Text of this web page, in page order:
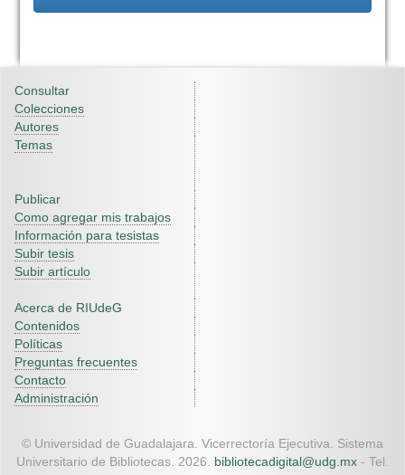
Consultar
Colecciones
Autores
Temas
Publicar
Como agregar mis trabajos
Información para tesistas
Subir tesis
Subir artículo
Acerca de RIUdeG
Contenidos
Políticas
Preguntas frecuentes
Contacto
Administración
© Universidad de Guadalajara. Vicerrectoría Ejecutiva. Sistema
Universitario de Bibliotecas. 2026. bibliotecadigital@udg.mx - Tel.